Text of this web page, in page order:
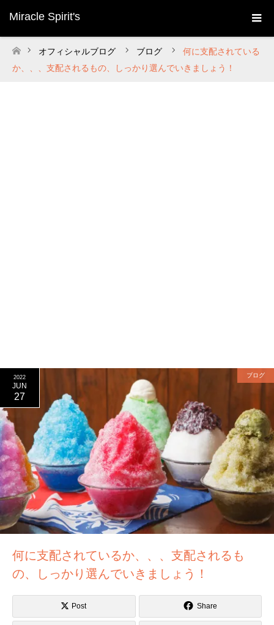
Miracle Spirit's
ホーム
オフィシャルブログ ブログ
何に支配されている
か、、、支配されるもの、しっかり選んでいきましょう！
2022
JUN
27
ブログ
何に支配されているか、、、支配されるも
の、しっかり選んでいきましょう！
Post Share